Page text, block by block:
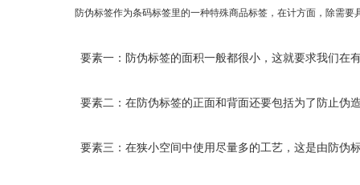
防伪标签作为条码标签里的一种特殊商品标签，在计方面，除需要
要素一：防伪标签的面积一般都很小，这就要求我们在
要素二：在防伪标签的正面和背面还要包括为了防止伪
要素三：在狭小空间中使用尽量多的工艺，这是由防伪